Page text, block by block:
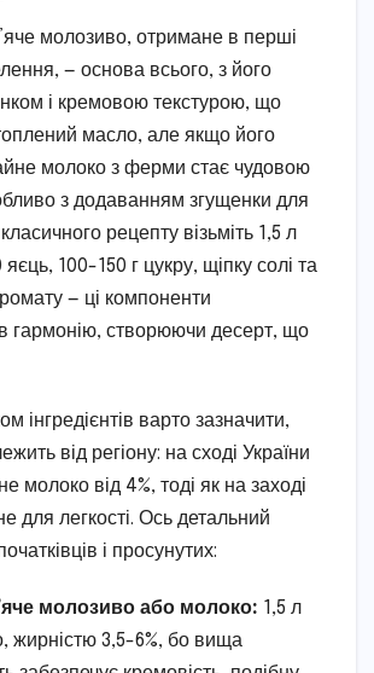
молозиво, отримане в перші
— основа всього, з його
і кремовою текстурою, що
масло, але якщо його
молоко з ферми стає чудовою
з додаванням згущенки для
рецепту візьміть 1,5 л
100-150 г цукру, щіпку солі та
— ці компоненти
гармонію, створюючи десерт, що
інгредієнтів варто зазначити,
від регіону: на сході України
молоко від 4%, тоді як на заході
для легкості. Ось детальний
і просунутих:
молозиво або молоко: 1,5 л
жирністю 3,5-6%, бо вища